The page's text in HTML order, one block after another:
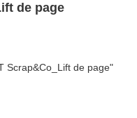
de page